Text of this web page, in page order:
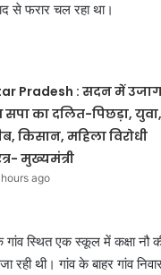
से फरार चल रहा था।
Pradesh : सदन में
का दलित-पिछड़ा, युवा,
किसान, महिला विरोधी
मुख्यमंत्री
ago
के गांव स्थित एक स्कूल में कक्षा नौ
थी। गांव के बाहर गांव